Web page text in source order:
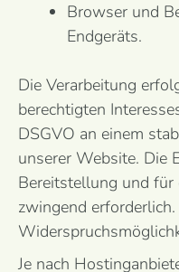
Browser und
Endgeräts.
Die Verarbeitung
berechtigten
DSGVO an einem
unserer Website. Die
Bereitstellung und für
zwingend
Je nach